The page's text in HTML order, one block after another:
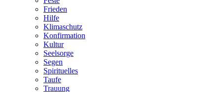
Frieden
Hilfe
Klimaschutz
Konfirmation
Kultur
Seelsorge
Segen
Spirituelles
Taufe
Trauung